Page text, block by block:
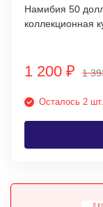
Намибия 50
коллекционная
1 200 ₽ 1
Осталось 2 шт.